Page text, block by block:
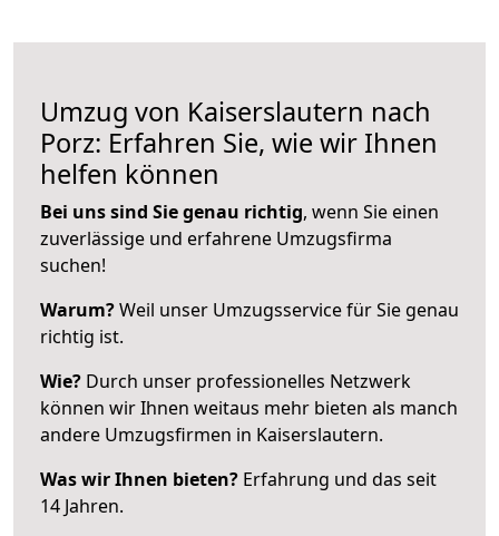
Umzug von Kaiserslautern nach
Porz: Erfahren Sie, wie wir Ihnen
helfen können
Bei uns sind Sie genau richtig, wenn Sie einen
zuverlässige und erfahrene Umzugsfirma
suchen!
Warum?Weil unser Umzugsservice für Sie genau
richtig ist.
Wie? Durch unser professionelles Netzwerk
können wir Ihnen weitaus mehr bieten als manch
andere Umzugsfirmen in Kaiserslautern.
Was wir Ihnen bieten? Erfahrung und das seit
14 Jahren.